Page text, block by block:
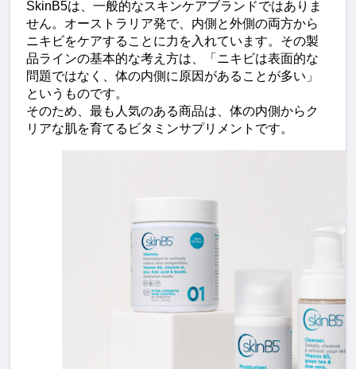
SkinB5は、一般的なスキンケアブランドではありま
せん。オーストラリア発で、内側と外側の両方から
ニキビをケアすることに力を入れています。その製
品ラインの基本的な考え方は、「ニキビは表面的な
問題ではなく、体の内側に原因があることが多い」
というものです。
そのため、最も人気のある商品は、体の内側からク
リアな肌を育てるビタミンサプリメントです。